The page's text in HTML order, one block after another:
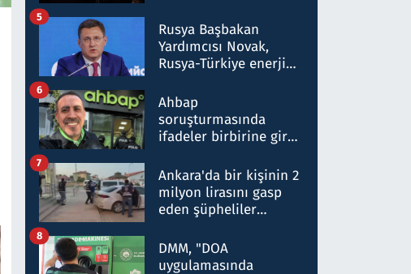
Rusya Başbakan
Yardımcısı Novak,
Rusya-Türkiye enerji
nitelikte olduğunu
belirtti
5
Ahbap
soruşturmasında
ifadeler birbirine girdi:
ifadelerinden ortaya
çıkan tablo şok etti
6
Ankara'da bir kişinin 2
milyon lirasını gasp
eden şüpheliler
7
DMM, "DOA
uygulamasında
8